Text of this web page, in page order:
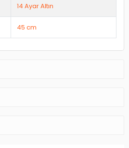
14 Ayar Altın
45 cm